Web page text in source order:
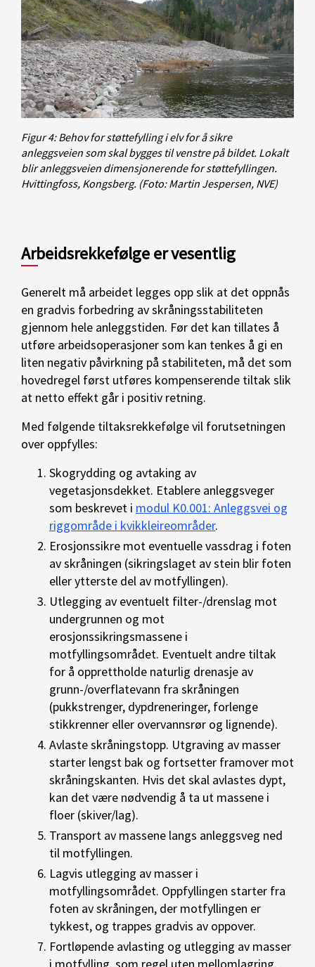
Figur 4: Behov for støttefylling i elv for å sikre
anleggsveien som skal bygges til venstre på bildet. Lokalt
blir anleggsveien dimensjonerende for støttefyllingen.
Hvittingfoss, Kongsberg. (Foto: Martin Jespersen, NVE)
Arbeidsrekkefølge er vesentlig
Generelt må arbeidet legges opp slik at det oppnås
en gradvis forbedring av skråningsstabiliteten
gjennom hele anleggstiden. Før det kan tillates å
utføre arbeidsoperasjoner som kan tenkes å gi en
liten negativ påvirkning på stabiliteten, må det som
hovedregel først utføres kompenserende tiltak slik
at netto effekt går i positiv retning.
Med følgende tiltaksrekkefølge vil forutsetningen
over oppfylles:
Skogrydding og avtaking av
vegetasjonsdekket. Etablere anleggsveger
som beskrevet i modul K0.001: Anleggsvei og
riggområde i kvikkleireområder.
Erosjonssikre mot eventuelle vassdrag i foten
av skråningen (sikringslaget av stein blir foten
eller ytterste del av motfyllingen).
Utlegging av eventuelt filter-/drenslag mot
undergrunnen og mot
erosjonssikringsmassene i
motfyllingsområdet. Eventuelt andre tiltak
for å opprettholde naturlig drenasje av
grunn-/overflatevann fra skråningen
(pukkstrenger, dypdreneringer, forlenge
stikkrenner eller overvannsrør og lignende).
Avlaste skråningstopp. Utgraving av masser
starter lengst bak og fortsetter framover mot
skråningskanten. Hvis det skal avlastes dypt,
kan det være nødvendig å ta ut massene i
floer (skiver/lag).
Transport av massene langs anleggsveg ned
til motfyllingen.
Lagvis utlegging av masser i
motfyllingsområdet. Oppfyllingen starter fra
foten av skråningen, der motfyllingen er
tykkest, og trappes gradvis av oppover.
Fortløpende avlasting og utlegging av masser